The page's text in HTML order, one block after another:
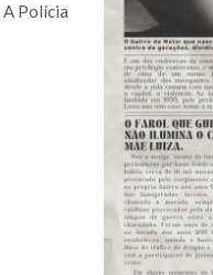
Polícia